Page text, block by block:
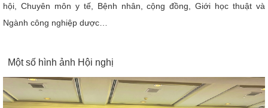
hội, Chuyên môn y tế, Bệnh nhân, cộng đồng, Giới học thuật và
Ngành công nghiệp dược…
Một số hình ảnh Hội nghị